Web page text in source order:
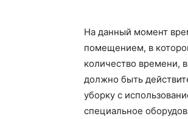
На данный момент
помещением, в
количество времени,
должно быть
уборку с
специальное